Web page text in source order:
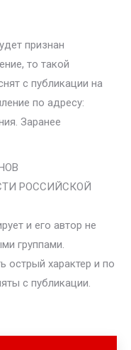
признан
то такой
с публикации на
по адресу:
Заранее
РОССИЙСКОЙ
и его автор не
группами.
острый характер и по
с публикации.